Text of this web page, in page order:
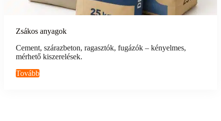
Zsákos anyagok
Cement, szárazbeton, ragasztók, fugázók – kényelmes,
mérhető kiszerelések.
Tovább